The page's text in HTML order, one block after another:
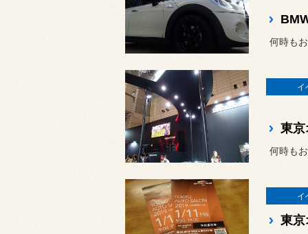
何時も
イ
東
何時も
イ
東